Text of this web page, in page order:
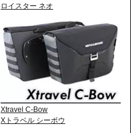
ロイスター ネオ
Xtravel C-Bow
Xトラベル シーボウ